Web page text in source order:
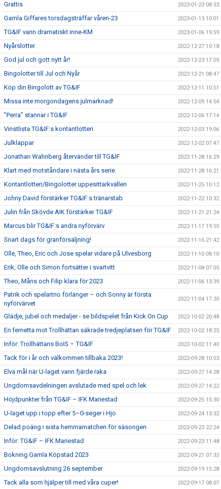
Grattis 2023-01-23 08:33
Gamla Giffares torsdagsträffar våren-23 2023-01-13 10:01
TG&IF vann dramatiskt inne-KM 2023-01-06 19:59
Nyårslotter 2022-12-27 10:18
God jul och gott nytt år! 2022-12-23 17:05
Bingolotter till Jul och Nyår 2022-12-21 08:47
Köp din Bingolott av TG&IF 2022-12-11 10:51
Missa inte morgondagens julmarknad! 2022-12-09 14:54
”Perra” stannar i TG&IF 2022-12-06 17:14
Vinstlista TG&IF:s kontantlotteri 2022-12-03 19:06
Julklappar 2022-12-02 07:47
Jonathan Wahnberg återvänder till TG&IF 2022-11-28 16:29
Klart med motståndare i nästa års serie 2022-11-28 16:21
Kontantlotteri/Bingolotter uppesittarkvällen 2022-11-25 10:12
Johny David förstärker TG&IF:s tränarstab 2022-11-22 10:32
Julin från Skövde AIK förstärker TG&IF 2022-11-21 21:24
Marcus blir TG&IF:s andra nyförvärv 2022-11-17 19:55
Snart dags för granförsäljning! 2022-11-16 21:42
Olle, Theo, Eric och Jose spelar vidare på Ulvesborg 2022-11-10 08:10
Erik, Olle och Simon fortsätter i svartvitt 2022-11-08 07:05
Theo, Måns och Filip klara för 2023 2022-11-06 13:39
Patrik och spelartrio förlänger – och Sonny är första
nyförvärvet
2022-11-04 17:30
Glädje, jubel och medaljer - se bildspelet från Kick On Cup 2022-10-02 20:48
En femetta mot Trollhättan säkrade tredjeplatsen för TG&IF 2022-10-02 18:25
Inför: Trollhättans BoIS – TG&IF 2022-10-02 11:40
Tack för i år och välkommen tillbaka 2023! 2022-09-28 10:53
Elva mål när U-laget vann fjärde raka 2022-09-27 14:28
Ungdomsavdelningen avslutade med spel och lek 2022-09-27 14:22
Höjdpunkter från TG&IF – IFK Mariestad 2022-09-25 15:30
U-laget upp i topp efter 5–0-seger i Hjo 2022-09-24 13:32
Delad poäng i sista hemmamatchen för säsongen 2022-09-23 22:24
Inför: TG&IF – IFK Mariestad 2022-09-23 11:48
Bokning Gamla Köpstad 2023 2022-09-21 07:33
Ungdomsavslutning 26 september 2022-09-19 15:28
Tack alla som hjälper till med våra cuper! 2022-09-17 08:07